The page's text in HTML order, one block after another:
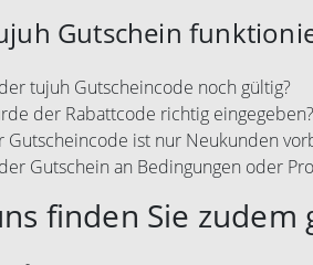
Gutschein
tujuh Gutscheincode noch gültig?
der Rabattcode richtig eingegeben?
Gutscheincode ist nur Neukunden
Gutschein an Bedingungen oder
finden Sie